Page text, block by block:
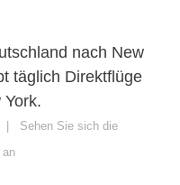
nach New
täglich Direktflüge
| Sehen Sie sich die
an